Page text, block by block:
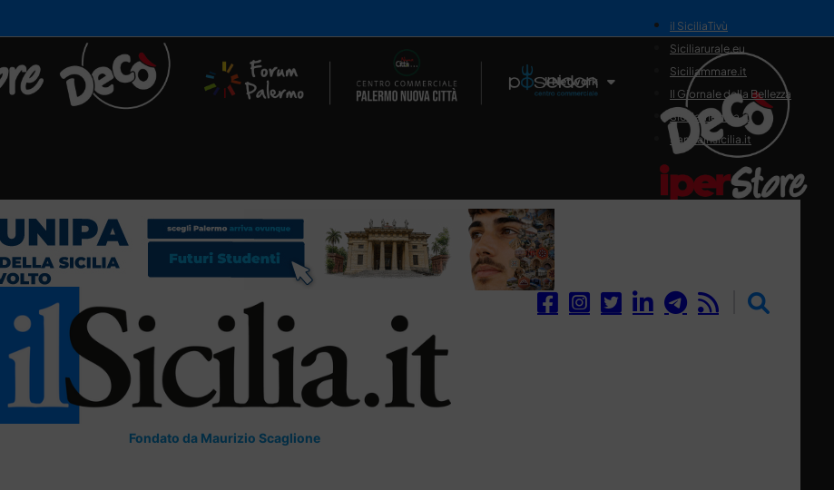
Il Network
il SiciliaTivù
Siciliarurale.eu
Siciliammare.it
Il Giornale della Bellezza
Siciliamedica.it
Sanitainsicilia.it
Fondato da Maurizio Scaglione